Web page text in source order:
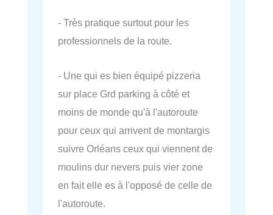
- Très pratique surtout pour les
professionnels de la route.
- Une qui es bien équipé pizzeria
sur place Grd parking à côté et
moins de monde qu'à l'autoroute
pour ceux qui arrivent de montargis
suivre Orléans ceux qui viennent de
moulins dur nevers puis vier zone
en fait elle es à l'opposé de celle de
l'autoroute.